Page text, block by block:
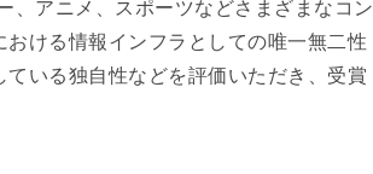
、アニメ、スポーツなどさまざまなコン
ける情報インフラとしての唯一無二性
いる独自性などを評価いただき、受賞